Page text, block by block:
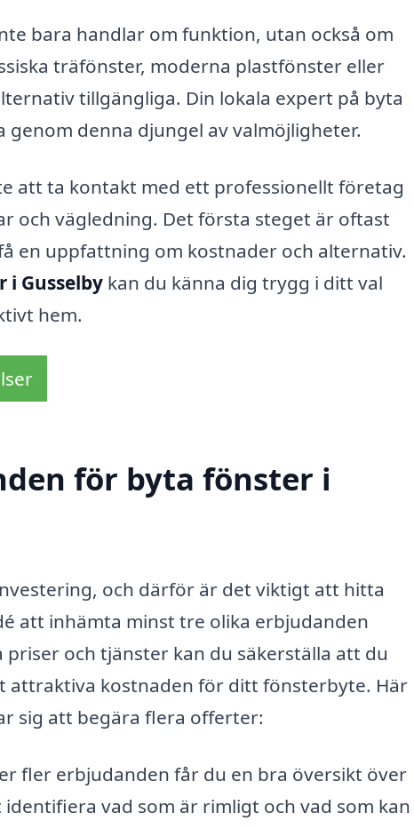
bara handlar om funktion, utan också om
träfönster, moderna plastfönster eller
tillgängliga. Din lokala expert på byta
denna djungel av valmöjligheter.
att ta kontakt med ett professionellt företag
och vägledning. Det första steget är oftast
en uppfattning om kostnader och alternativ.
i Gusselby kan du känna dig trygg i ditt val
hem.
för byta fönster i
och därför är det viktigt att hitta
att inhämta minst tre olika erbjudanden
och tjänster kan du säkerställa att du
attraktiva kostnaden för ditt fönsterbyte. Här
sig att begära flera offerter:
fler erbjudanden får du en bra översikt över
vad som är rimligt och vad som kan